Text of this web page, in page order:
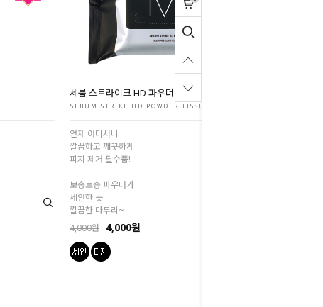
세붐 스트라이크 HD 파우더 티슈
SEBUM STRIKE HD POWDER TISSUE
언제 어디서나
깔끔하고 깨끗하게
피지 제거 필수품!
보송보송 파우더가
세안한 듯
깔끔한 마무리~
4,000원 4,000원